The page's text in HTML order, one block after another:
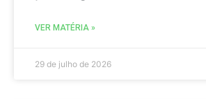
VER MATÉRIA »
29 de julho de 2026